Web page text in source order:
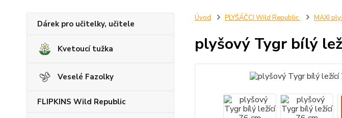
Dárek pro učitelky, učitele
Kvetoucí tužka
Veselé Fazolky
FLIPKINS Wild Republic
Úvod PLYŠÁČCI Wild Republic MAXI
plyšový Tygr bílý